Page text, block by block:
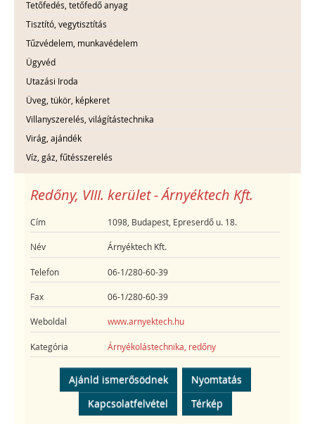
Tetőfedés, tetőfedő anyag
Tisztító, vegytisztítás
Tűzvédelem, munkavédelem
Ügyvéd
Utazási Iroda
Üveg, tükör, képkeret
Villanyszerelés, világítástechnika
Virág, ajándék
Víz, gáz, fűtésszerelés
Redőny, VIII. kerület - Árnyéktech Kft.
Cím 1098, Budapest, Epreserdő u. 18.
Név Árnyéktech Kft.
Telefon 06-1/280-60-39
Fax 06-1/280-60-39
Weboldal www.arnyektech.hu
Kategória Árnyékolástechnika, redőny
Ajánld ismerősödnek
Nyomtatás
Kapcsolatfelvétel
Térkép